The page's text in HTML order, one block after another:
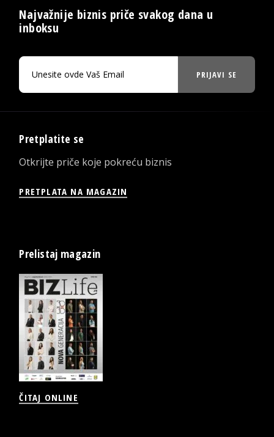
Najvažnije biznis priče svakog dana u
inboksu
PRIJAVI SE
Pretplatite se
Otkrijte priče koje pokreću biznis
PRETPLATA NA MAGAZIN
Prelistaj magazin
ČITAJ ONLINE